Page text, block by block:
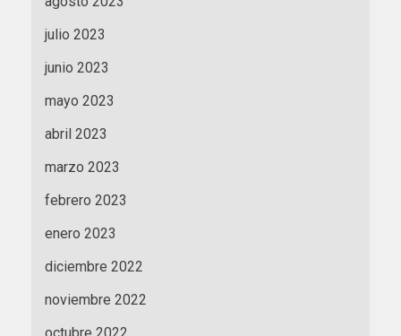
julio 2023
junio 2023
mayo 2023
abril 2023
marzo 2023
febrero 2023
enero 2023
diciembre 2022
noviembre 2022